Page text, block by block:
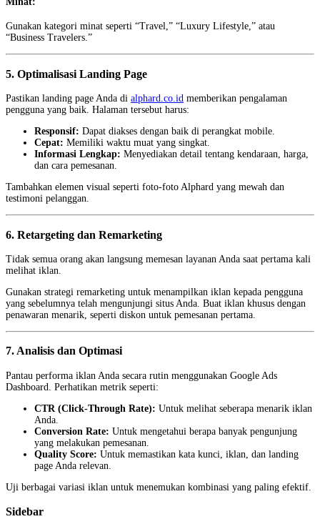
Gunakan kategori minat seperti “Travel,” “Luxury Lifestyle,” atau
“Business Travelers.”
5. Optimalisasi Landing Page
Pastikan landing page Anda di alphard.co.id memberikan pengalaman
pengguna yang baik. Halaman tersebut harus:
Responsif: Dapat diakses dengan baik di perangkat mobile.
Cepat: Memiliki waktu muat yang singkat.
Informasi Lengkap: Menyediakan detail tentang kendaraan, harga,
dan cara pemesanan.
Tambahkan elemen visual seperti foto-foto Alphard yang mewah dan
testimoni pelanggan.
6. Retargeting dan Remarketing
Tidak semua orang akan langsung memesan layanan Anda saat pertama kali
melihat iklan.
Gunakan strategi remarketing untuk menampilkan iklan kepada pengguna
yang sebelumnya telah mengunjungi situs Anda. Buat iklan khusus dengan
penawaran menarik, seperti diskon untuk pemesanan pertama.
7. Analisis dan Optimasi
Pantau performa iklan Anda secara rutin menggunakan Google Ads
Dashboard. Perhatikan metrik seperti:
CTR (Click-Through Rate): Untuk melihat seberapa menarik iklan
Anda.
Conversion Rate: Untuk mengetahui berapa banyak pengunjung
yang melakukan pemesanan.
Quality Score: Untuk memastikan kata kunci, iklan, dan landing
page Anda relevan.
Uji berbagai variasi iklan untuk menemukan kombinasi yang paling efektif.
Sidebar